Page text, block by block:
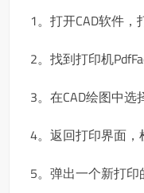
1。打开CAD软件，
2。找到打印机
3。在CAD绘图中选
4。返回打印界面，
5。弹出一个新打印